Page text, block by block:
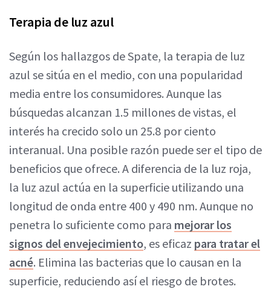
Terapia de luz azul
Según los hallazgos de Spate, la terapia de luz
azul se sitúa en el medio, con una popularidad
media entre los consumidores. Aunque las
búsquedas alcanzan 1.5 millones de vistas, el
interés ha crecido solo un 25.8 por ciento
interanual. Una posible razón puede ser el tipo de
beneficios que ofrece. A diferencia de la luz roja,
la luz azul actúa en la superficie utilizando una
longitud de onda entre 400 y 490 nm. Aunque no
penetra lo suficiente como para mejorar los
signos del envejecimiento, es eficaz para tratar el
acné. Elimina las bacterias que lo causan en la
superficie, reduciendo así el riesgo de brotes.